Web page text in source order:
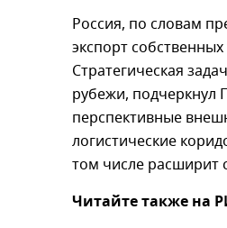
Россия, по словам
экспорт
Стратегическая
рубежи, подчеркнул
перспективные
логистические
том числе расширит
Читайте также на